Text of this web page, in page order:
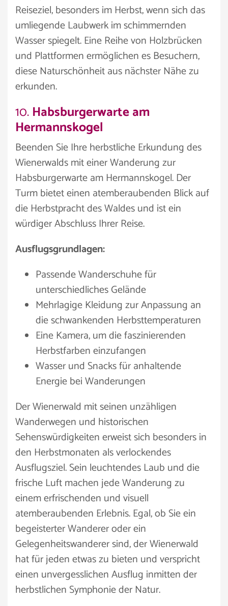
Reiseziel, besonders im Herbst, wenn sich das
umliegende Laubwerk im schimmernden
Wasser spiegelt. Eine Reihe von Holzbrücken
und Plattformen ermöglichen es Besuchern,
diese Naturschönheit aus nächster Nähe zu
erkunden.
10.Habsburgerwarte am
Hermannskogel
Beenden Sie Ihre herbstliche Erkundung des
Wienerwalds mit einer Wanderung zur
Habsburgerwarte am Hermannskogel. Der
Turm bietet einen atemberaubenden Blick auf
die Herbstpracht des Waldes und ist ein
würdiger Abschluss Ihrer Reise.
Ausflugsgrundlagen:
Passende Wanderschuhe für
unterschiedliches Gelände
Mehrlagige Kleidung zur Anpassung an
die schwankenden Herbsttemperaturen
Eine Kamera, um die faszinierenden
Herbstfarben einzufangen
Wasser und Snacks für anhaltende
Energie bei Wanderungen
Der Wienerwald mit seinen unzähligen
Wanderwegen und historischen
Sehenswürdigkeiten erweist sich besonders in
den Herbstmonaten als verlockendes
Ausflugsziel. Sein leuchtendes Laub und die
frische Luft machen jede Wanderung zu
einem erfrischenden und visuell
atemberaubenden Erlebnis. Egal, ob Sie ein
begeisterter Wanderer oder ein
Gelegenheitswanderer sind, der Wienerwald
hat für jeden etwas zu bieten und verspricht
einen unvergesslichen Ausflug inmitten der
herbstlichen Symphonie der Natur.